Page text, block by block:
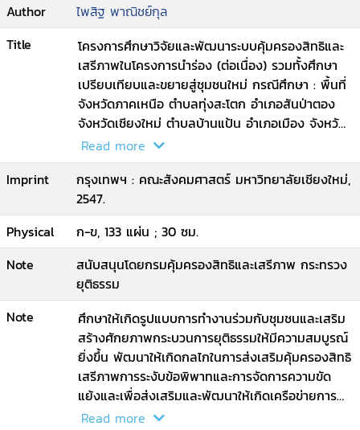
Author
ไพสิฐ พาณิชย์กุล
Title
โครงการศึกษาวิจัยและพัฒนาระบบคุ้มครองสิทธิและ
เสรีภาพในโครงการนำร่อง (ต่อเนื่อง) รวมทั้งศึกษา
เปรียบเทียบและขยายสู่ชุมชนใหม่ กรณีศึกษา : พื้นที่
จังหวัดภาคเหนือ ตำบลทุ่งสะโตก อำเภอสันป่าตอง
จังหวัดเชียงใหม่ ตำบลบ้านแป้น อำเภอเมือง จังหวัด
ลำพูน ตำบลป่าอ้อดอนชัย อำเภอมือง จังหวัด
เชียงราย / ไพสิฐ พาณิชย์กุล
Read more
Imprint
กรุงเทพฯ : คณะสังคมศาสตร์ มหาวิทยาลัยเชียงใหม่,
2547.
Physical
ก-ข, 133 แผ่น ; 30 ซม.
Note
สนับสนุนโดยกรมคุ้มครองสิทธิและเสรีภาพ กระทรวง
ยุติธรรม
Note
ศึกษาให้เกิดรูปแบบการทำงานร่วมกับชุมชนและเสริม
สร้างศักยภาพกระบวนการยุติธรรมให้มีความสมบูรณ์
ยิ่งขึ้น พัฒนาให้เกิดกลไกในการส่งเสริมคุ้มครองสิทธิ
เสรีภาพการระงับข้อพิพาทและการจัดการความขัด
แย้งและเพื่อส่งเสริมและพัฒนาให้เกิดเครือข่ายการ
ทำงานในลักษณะพาหุภาคี อันประกอบด้วยหน่ยวงา
Read more